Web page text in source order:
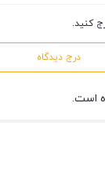
کنید.
درج دیدگاه
است.